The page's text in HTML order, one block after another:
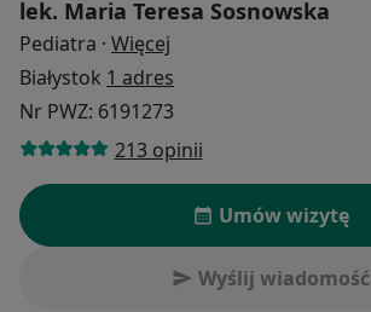
lek. Maria Teresa Sosnowska
Pediatra · Więcej
Białystok 1 adres
Nr PWZ: 6191273
213 opinii
Umów wizytę
Wyślij wiadomość